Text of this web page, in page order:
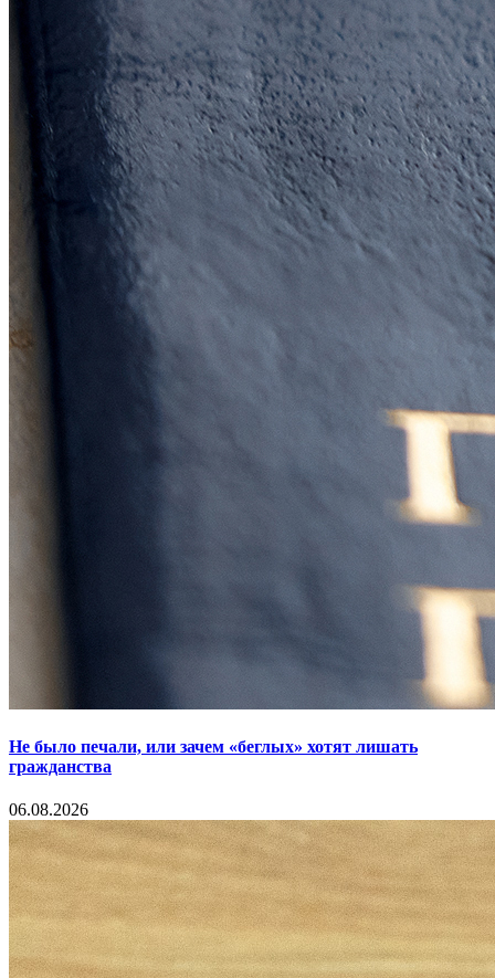
Не было печали, или зачем «беглых» хотят лишать
гражданства
06.08.2026